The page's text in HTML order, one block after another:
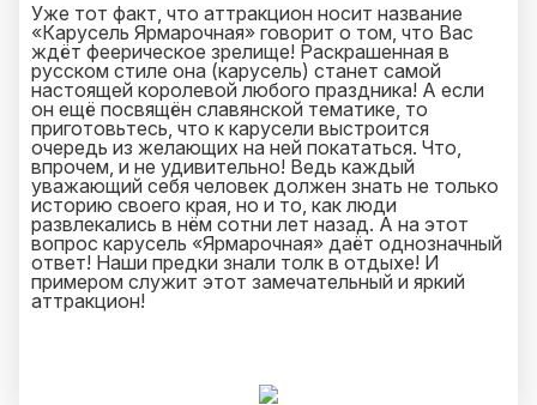
Уже тот факт, что аттракцион носит название
«Карусель Ярмарочная» говорит о том, что Вас
ждёт феерическое зрелище! Раскрашенная в
русском стиле она (карусель) станет самой
настоящей королевой любого праздника! А если
он ещё посвящён славянской тематике, то
приготовьтесь, что к карусели выстроится
очередь из желающих на ней покататься. Что,
впрочем, и не удивительно! Ведь каждый
уважающий себя человек должен знать не только
историю своего края, но и то, как люди
развлекались в нём сотни лет назад. А на этот
вопрос карусель «Ярмарочная» даёт однозначный
ответ! Наши предки знали толк в отдыхе! И
примером служит этот замечательный и яркий
аттракцион!